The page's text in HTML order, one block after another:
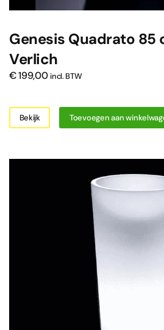
Genesis Quadrato 85
Verlich
€199,00 incl. BTW
Bekijk Toevoegen aan